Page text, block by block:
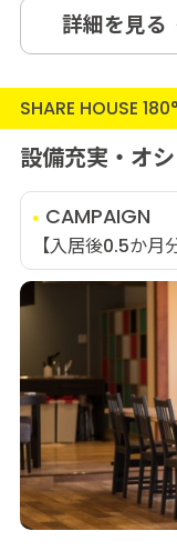
詳細を見る
SHARE HOUSE
設備充実・オ
CAMPAIGN
【入居後0.5か